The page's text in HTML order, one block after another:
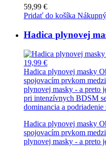
59,99 €
Pridať do košíka
Hadica plynovej
19,99 €
Hadica plynovej masky
spojovacím prvkom
plynovej masky - a preto
pri intenzívnych BDSM
dominancia a
Hadica plynovej masky
spojovacím prvkom
plynovej masky - a preto